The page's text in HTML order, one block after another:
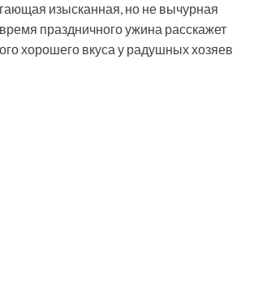
изысканная, но не вычурная
праздничного ужина расскажет
хорошего вкуса у радушных хозяев